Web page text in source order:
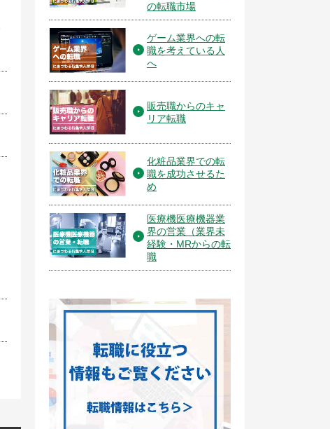
の転職市場
ゲーム業界への転
職を考えている人
へ
販売職からのキャ
リア転職
化粧品業界での転
職を成功させるた
め
医療機医療機器業
界の営業（業界未
経験・MRからの転
職